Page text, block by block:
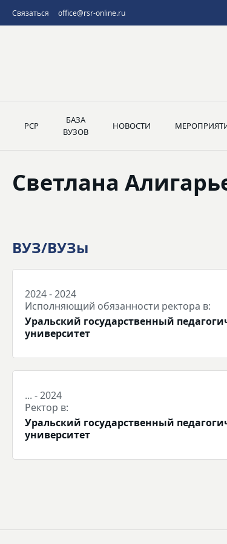
Связаться office@rsr-online.ru
РСР
БАЗА
ВУЗОВ
НОВОСТИ
Светлана
ВУЗ/ВУЗы
2024 - 2024
Исполняющий обязанности ректора в:
Уральский государственный
университет
... - 2024
Ректор в:
Уральский государственный
университет